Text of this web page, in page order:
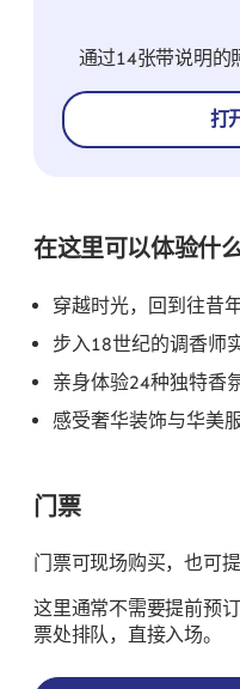
通过14张带说明的
打
在这里可以体验什
穿越时光，回到往昔年
步入18世纪的调香师
亲身体验24种独特香氛
感受奢华装饰与华美服
门票
门票可现场购买，也可提
这里通常不需要提前预
票处排队，直接入场。